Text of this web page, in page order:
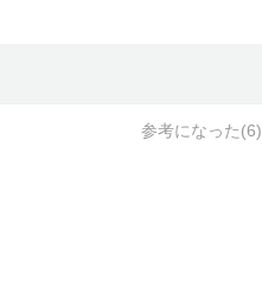
参考になった(6)